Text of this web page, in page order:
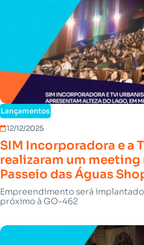
Lançamentos
12/12/2025
SIM Incorporadora e a
realizaram um
Passeio das Águas
Empreendimento será
próximo à GO-462